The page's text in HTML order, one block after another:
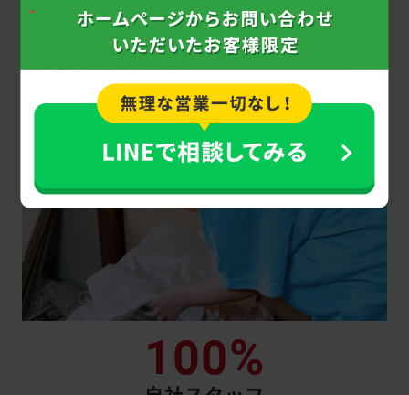
余分な費用は一切不要。依頼内容に追加や変
更が無い限り、追加料金が発生することはあ
りませんのでご安心を。
100%